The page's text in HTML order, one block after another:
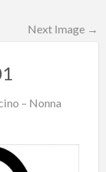
Next Image →
– Nonna